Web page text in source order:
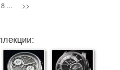
8 ... >>